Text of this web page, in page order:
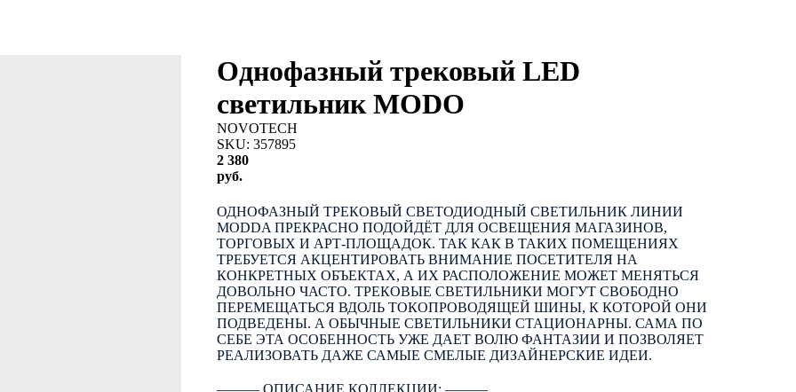
Однофазный трековый LED
светильник MODO
NOVOTECH
SKU: 357895
2 380
руб.
ОДНОФАЗНЫЙ ТРЕКОВЫЙ СВЕТОДИОДНЫЙ СВЕТИЛЬНИК ЛИНИИ
MODDA ПРЕКРАСНО ПОДОЙДЁТ ДЛЯ ОСВЕЩЕНИЯ МАГАЗИНОВ,
ТОРГОВЫХ И АРТ-ПЛОЩАДОК. ТАК КАК В ТАКИХ ПОМЕЩЕНИЯХ
ТРЕБУЕТСЯ АКЦЕНТИРОВАТЬ ВНИМАНИЕ ПОСЕТИТЕЛЯ НА
КОНКРЕТНЫХ ОБЪЕКТАХ, А ИХ РАСПОЛОЖЕНИЕ МОЖЕТ МЕНЯТЬСЯ
ДОВОЛЬНО ЧАСТО. ТРЕКОВЫЕ СВЕТИЛЬНИКИ МОГУТ СВОБОДНО
ПЕРЕМЕЩАТЬСЯ ВДОЛЬ ТОКОПРОВОДЯЩЕЙ ШИНЫ, К КОТОРОЙ ОНИ
ПОДВЕДЕНЫ. А ОБЫЧНЫЕ СВЕТИЛЬНИКИ СТАЦИОНАРНЫ. САМА ПО
СЕБЕ ЭТА ОСОБЕННОСТЬ УЖЕ ДАЕТ ВОЛЮ ФАНТАЗИИ И ПОЗВОЛЯЕТ
РЕАЛИЗОВАТЬ ДАЖЕ САМЫЕ СМЕЛЫЕ ДИЗАЙНЕРСКИЕ ИДЕИ.
――― ОПИСАНИЕ КОЛЛЕКЦИИ: ―――